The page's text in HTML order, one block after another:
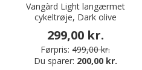
Vangàrd Light langærmet
cykeltrøje, Dark olive
299,00 kr.
Førpris: 499,00 kr.
Du sparer: 200,00 kr.